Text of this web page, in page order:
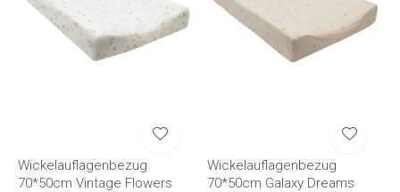
Wickelauflagenbezug
70*50cm Vintage Flowers
Wickelauflagenbezug
70*50cm Galaxy Dreams